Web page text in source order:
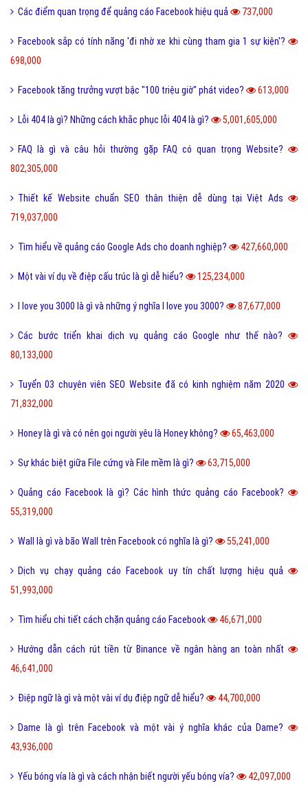
Các điểm quan trọng để quảng cáo Facebook hiệu quả 737,000
Facebook sắp có tính năng 'đi nhờ xe khi cùng tham gia 1 sự kiện'?
698,000
Facebook tăng trưởng vượt bậc "100 triệu giờ" phát video? 613,000
Lỗi 404 là gì? Những cách khắc phục lỗi 404 là gì? 5,001,605,000
FAQ là gì và câu hỏi thường gặp FAQ có quan trọng Website?
802,305,000
Thiết kế Website chuẩn SEO thân thiện dễ dùng tại Việt Ads
719,037,000
Tìm hiểu về quảng cáo Google Ads cho doanh nghiệp? 427,660,000
Một vài ví dụ về điệp cấu trúc là gì dễ hiểu? 125,234,000
I love you 3000 là gì và những ý nghĩa I love you 3000? 87,677,000
Các bước triển khai dịch vụ quảng cáo Google như thế nào?
80,133,000
Tuyển 03 chuyên viên SEO Website đã có kinh nghiệm năm 2020
71,832,000
Honey là gì và có nên gọi người yêu là Honey không? 65,463,000
Sự khác biệt giữa File cứng và File mềm là gì? 63,715,000
Quảng cáo Facebook là gì? Các hình thức quảng cáo Facebook?
55,319,000
Wall là gì và bão Wall trên Facebook có nghĩa là gì? 55,241,000
Dịch vụ chạy quảng cáo Facebook uy tín chất lượng hiệu quả
51,993,000
Tìm hiểu chi tiết cách chặn quảng cáo Facebook 46,671,000
Hướng dẫn cách rút tiền từ Binance về ngân hàng an toàn nhất
46,641,000
Điệp ngữ là gì và một vài ví dụ điệp ngữ dễ hiểu? 44,700,000
Dame là gì trên Facebook và một vài ý nghĩa khác của Dame?
43,936,000
Yếu bóng vía là gì và cách nhận biết người yếu bóng vía? 42,097,000